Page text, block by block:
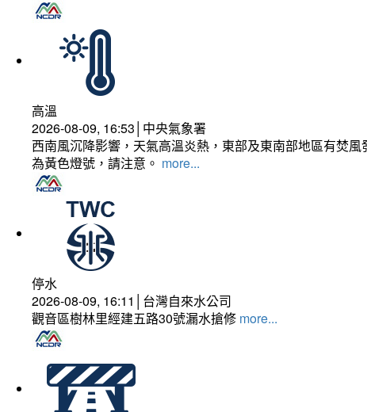
高溫
2026-08-09, 16:53│中央氣象署
西南風沉降影響，天氣高溫炎熱，東部及東南部地區有焚
為黃色燈號，請注意。 more...
停水
2026-08-09, 16:11│台灣自來水公司
觀音區樹林里經建五路30號漏水搶修 more...